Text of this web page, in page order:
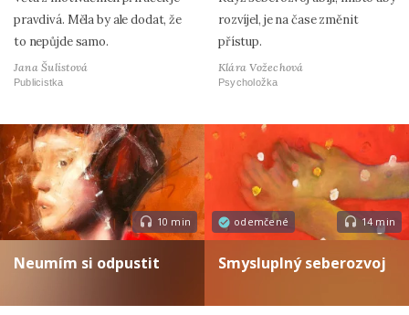
pravdivá. Měla by ale dodat, že
to nepůjde samo.
Jana Šulistová
Publicistka
rozvíjel, je na čase změnit
přístup.
Klára Vožechová
Psycholožka
10 min
Neumím si odpustit
odemčené 14 min
Smysluplný seberozvoj